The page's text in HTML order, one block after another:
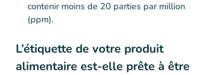
contenir moins de 20 parties par million
(ppm).
L’étiquette de votre produit
alimentaire est-elle prête à être